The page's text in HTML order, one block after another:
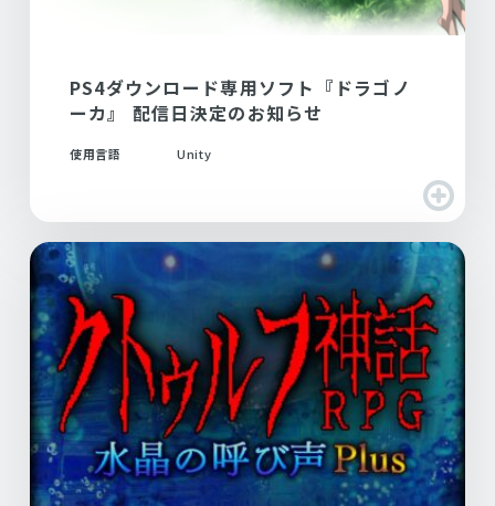
PS4ダウンロード専用ソフト『ドラゴノ
ーカ』 配信日決定のお知らせ
使用言語 Unity